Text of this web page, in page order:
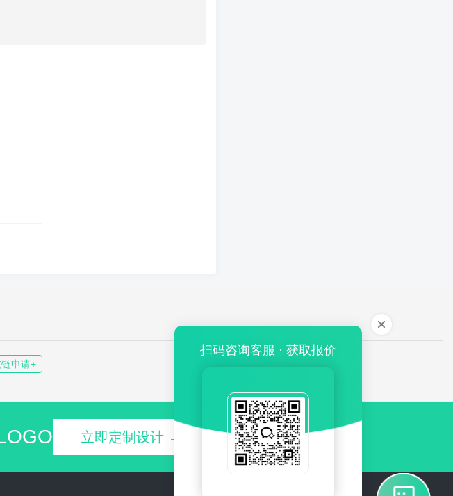
申请+
立即定制设计 →
扫码咨询客服 · 获取报价